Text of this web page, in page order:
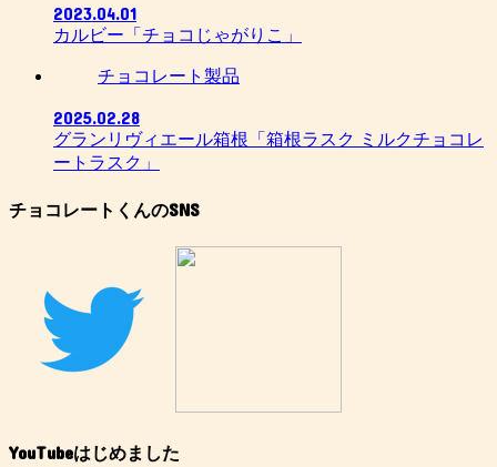
2023.04.01
カルビー「チョコじゃがりこ」
チョコレート製品
2025.02.28
グランリヴィエール箱根「箱根ラスク ミルクチョコレ
ートラスク」
チョコレートくんのSNS
YouTubeはじめました